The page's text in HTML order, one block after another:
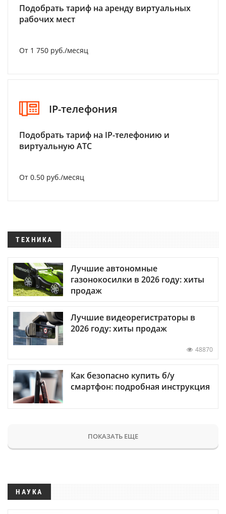
Подобрать тариф на аренду виртуальных
рабочих мест
От 1 750 руб./месяц
IP-телефония
Подобрать тариф на IP-телефонию и
виртуальную АТС
От 0.50 руб./месяц
ТЕХНИКА
Лучшие автономные
газонокосилки в 2026 году: хиты
продаж
Лучшие видеорегистраторы в
2026 году: хиты продаж
48870
Как безопасно купить б/у
смартфон: подробная инструкция
ПОКАЗАТЬ ЕЩЕ
НАУКА